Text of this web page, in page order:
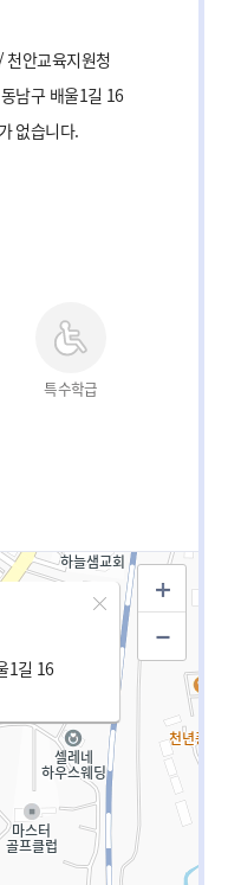
안교육지원청
남구 배울1길 16
없습니다.
특수학급
1길 16